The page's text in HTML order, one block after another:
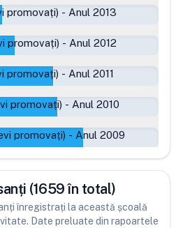
promovați) - Anul 2013
promovați) - Anul 2012
promovați) - Anul 2011
promovați) - Anul 2010
promovați) - Anul 2009
(1659 în total)
înregistrați la această școală
Date preluate din rapoartele